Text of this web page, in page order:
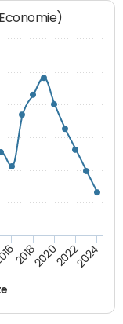
2018202020222024